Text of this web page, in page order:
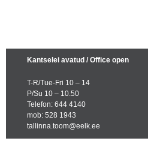
Kantselei avatud / Office open
T-R/Tue-Fri 10 – 14
P/Su 10 – 10.50
Telefon: 644 4140
mob: 528 1943
tallinna.toom@eelk.ee